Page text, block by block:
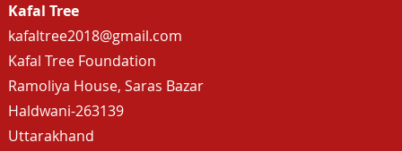
Kafal Tree
kafaltree2018@gmail.com
Kafal Tree Foundation
Ramoliya House, Saras Bazar
Haldwani-263139
Uttarakhand